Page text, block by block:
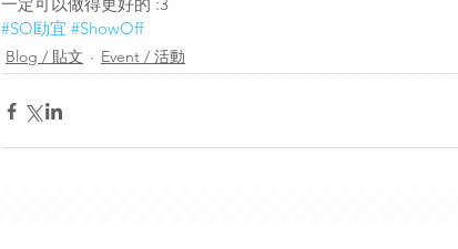
#SO劻宜 #ShowOff
Blog / 貼文 Event / 活動